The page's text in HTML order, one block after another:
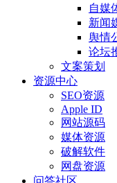
自媒
新闻
舆情
论坛
文案策划
资源中心
SEO资源
Apple ID
网站源码
媒体资源
破解软件
网盘资源
问答社区